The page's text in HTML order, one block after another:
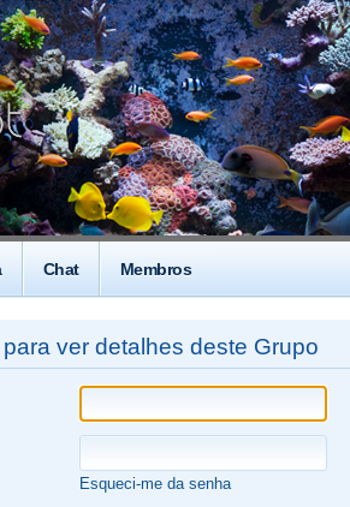
Chat Membros
ver detalhes deste Grupo
Esqueci-me da senha